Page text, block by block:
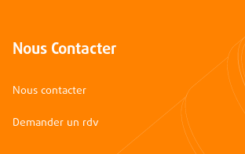
Nous Contacter
Nous contacter
Demander un rdv